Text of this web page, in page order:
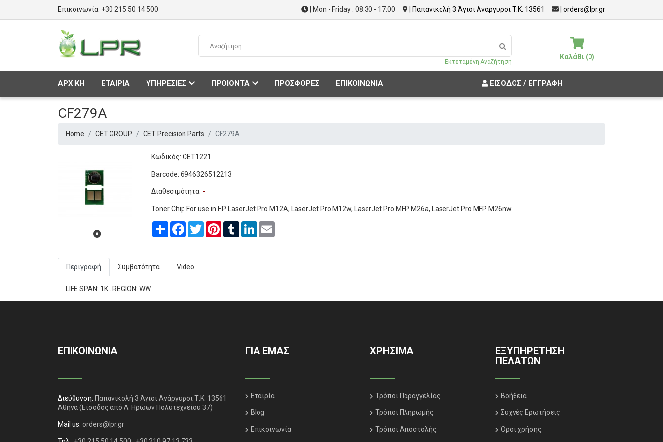
Επικοινωνία: +30 215 50 14 500 | Mon - Friday : 08:30 - 17:00 Παπανικολή 3 Άγιοι Ανάργυροι Τ.Κ. 13561 orders@lpr.gr
Εκτεταμένη Αναζήτηση
Καλάθι (0)
ΑΡΧΙΚΗ ΕΤΑΙΡΙΑ ΥΠΗΡΕΣΙΕΣ ΠΡΟΙΟΝΤΑ ΠΡΟΣΦΟΡΕΣ ΕΠΙΚΟΙΝΩΝΙΑ ΕΊΣΟΔΟΣ / ΕΓΓΡΑΦΉ
CF279A
Home CET GROUP CET Precision Parts CF279A
Κωδικός: CET1221
Barcode: 6946326512213
Διαθεσιμότητα: -
Toner Chip For use in HP LaserJet Pro M12A, LaserJet Pro M12w, LaserJet Pro MFP M26a, LaserJet Pro MFP M26nw
Share Facebook
TwitterPinterestTumblrLinkedIn
Περιγραφή Συμβατότητα Video
LIFE SPAN: 1K , REGION: WW
ΕΠΙΚΟΙΝΩΝΙΑ
Διεύθυνση: Παπανικολή 3 Άγιοι Ανάργυροι Τ.Κ. 13561
Αθήνα(Είσοδος από Λ. Ηρώων Πολυτεχνείου 37)
Mail us: orders@lpr.gr
ΓΙΑ ΕΜΑΣ
Εταιρία
Blog
Επικοινωνία
ΧΡΗΣΙΜΑ
Τρόποι Παραγγελίας
Τρόποι Πληρωμής
Τρόποι Αποστολής
ΕΞΥΠΗΡΈΤΗΣΗ
ΠΕΛΑΤΏΝ
Βοήθεια
Συχνές Ερωτήσεις
Όροι χρήσης